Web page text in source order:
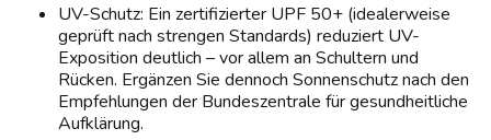
UV-Schutz: Ein zertifizierter UPF 50+ (idealerweise
geprüft nach strengen Standards) reduziert UV-
Exposition deutlich – vor allem an Schultern und
Rücken. Ergänzen Sie dennoch Sonnenschutz nach den
Empfehlungen der Bundeszentrale für gesundheitliche
Aufklärung.